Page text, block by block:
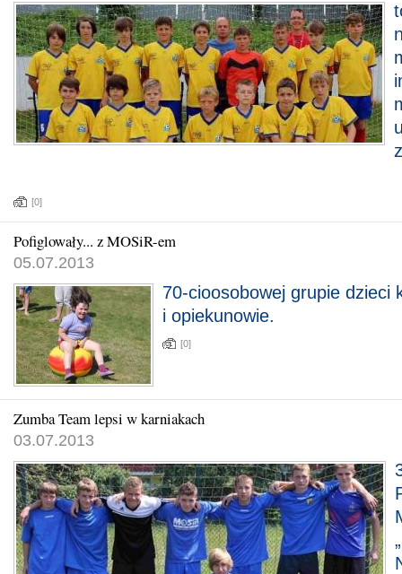
[0]
Pofiglowały... z MOSiR-em
05.07.2013
70-cioosobowej grupie dzieci
i opiekunowie.
[0]
Zumba Team lepsi w karniakach
03.07.2013